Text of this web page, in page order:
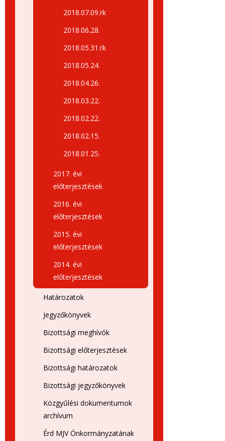
2018.07.09.rk
2018.06.28.
2018.05.31.rk
2018.05.24.
2018.04.26.
2018.03.22.
2018.02.22.
2018.02.15.
2018.01.25.
2017. évi
előterjesztések
2016. évi
előterjesztések
2015. évi
előterjesztések
2014. évi
előterjesztések
Határozatok
Jegyzőkönyvek
Bizottsági meghívók
Bizottsági előterjesztések
Bizottsági határozatok
Bizottsági jegyzőkönyvek
Közgyűlési dokumentumok
archívum
Érd MJV Önkormányzatának